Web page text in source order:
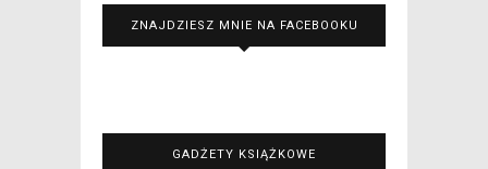
ZNAJDZIESZ MNIE NA FACEBOOKU
GADŻETY KSIĄŻKOWE